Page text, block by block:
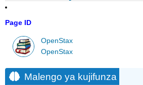
Page ID
OpenStax
OpenStax
Malengo ya kujifunza